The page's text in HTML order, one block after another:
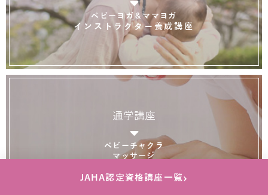
ベビーヨガ＆ママヨガ
インストラクター養成講座
通学講座
ベビーチャクラ
マッサージ
JAHA認定資格講座一覧›